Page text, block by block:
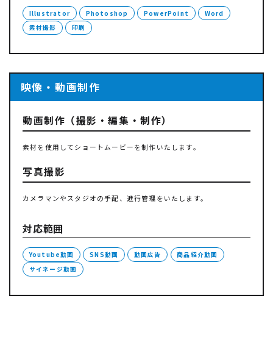
Illustrator Photoshop PowerPoint
Word
素材撮影
印刷
映像・動画制作
動画制作（撮影・編集・制作）
素材を使用してショートムービーを制作いたします。
写真撮影
カメラマンやスタジオの手配、進行管理をいたします。
対応範囲
Youtube動画 SNS動画 動画広告
商品紹介動画
サイネージ動画